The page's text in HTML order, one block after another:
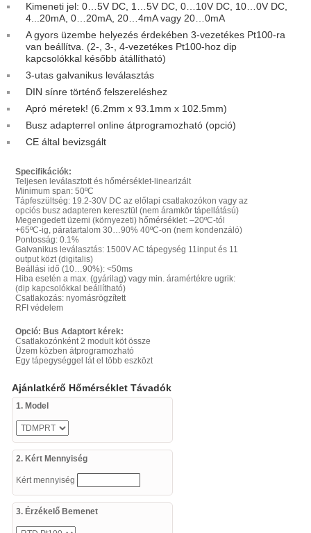
Kimeneti jel: 0…5V DC, 1…5V DC, 0…10V DC, 10…0V DC,
4...20mA, 0…20mA, 20…4mA vagy 20…0mA
A gyors üzembe helyezés érdekében 3-vezetékes Pt100-ra
van beállítva. (2-, 3-, 4-vezetékes Pt100-hoz dip
kapcsolókkal később átállítható)
3-utas galvanikus leválasztás
DIN sínre történő felszereléshez
Apró méretek! (6.2mm x 93.1mm x 102.5mm)
Busz adapterrel online átprogramozható (opció)
CE által bevizsgált
Specifikációk:
Teljesen leválasztott és hőmérséklet-linearizált
Minimum span: 50ºC
Tápfeszültség: 19.2-30V DC az előlapi csatlakozókon vagy az
opciós busz adapteren keresztül (nem áramkör tápellátású)
Megengedett üzemi (környezeti) hőmérséklet: –20ºC-tól
+65ºC-ig, páratartalom 30…90% 40ºC-on (nem kondenzáló)
Pontosság: 0.1%
Galvanikus leválasztás: 1500V AC tápegység 11input és 11
output közt (digitalis)
Beállási idő (10…90%): <50ms
Hiba esetén a max. (gyárilag) vagy min. áramértékre ugrik:
(dip kapcsolókkal beállítható)
Csatlakozás: nyomásrögzített
RFI védelem
Opció: Bus Adaptort kérek:
Csatlakozónként 2 modult köt össze
Üzem közben átprogramozható
Egy tápegységgel lát el több eszközt
Ajánlatkérő Hőmérséklet Távadók
1. Model
2. Kért Mennyiség
Kért mennyiség
3. Érzékelő Bemenet